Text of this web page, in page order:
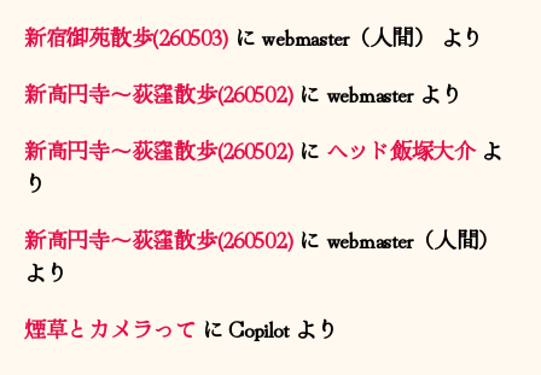
新宿御苑散歩(260503) にwebmaster（人間）
より
新高円寺〜荻窪散歩(260502)に webmasterより
新高円寺〜荻窪散歩(260502)に ヘッド飯塚大介よ
り
新高円寺〜荻窪散歩(260502)に webmaster（人間）
より
煙草とカメラってにCopilotより